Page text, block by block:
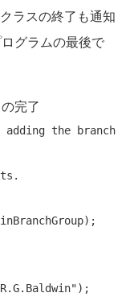
ラスの終了も通知
グラムの最後で
完了
the branch
);